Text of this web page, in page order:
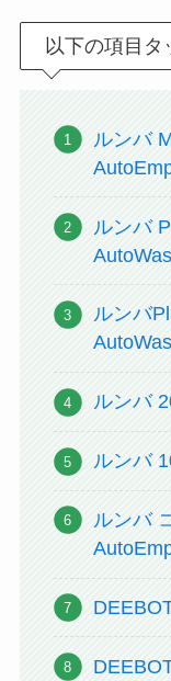
以下の項目タ
ルンバ
ルンバ
ルンバ
ルンバ
ルンバ
ルンバ